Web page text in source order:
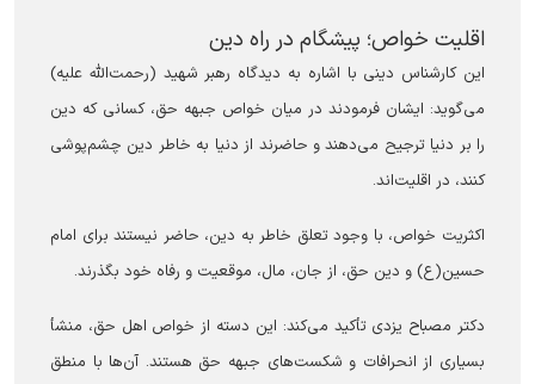
‏اقلیت خواص؛ پیشگام در راه دین
این کارشناس دینی با اشاره به دیدگاه رهبر شهید (رحمت‌الله علیه)
می‌گوید: ایشان فرمودند در میان خواص جبهه حق، کسانی که دین
را بر دنیا ترجیح می‌دهند و حاضرند از دنیا به خاطر دین چشم‌پوشی
کنند، در اقلیت‌اند.
اکثریت خواص، با وجود تعلق خاطر به دین، حاضر نیستند برای امام
حسین(ع) و دین حق، از جان، مال، موقعیت و رفاه خود بگذرند.
دکتر مصباح یزدی تأکید می‌کند: این دسته از خواص اهل حق، منشأ
بسیاری از انحرافات و شکست‌های جبهه حق هستند. آن‌ها با منطق